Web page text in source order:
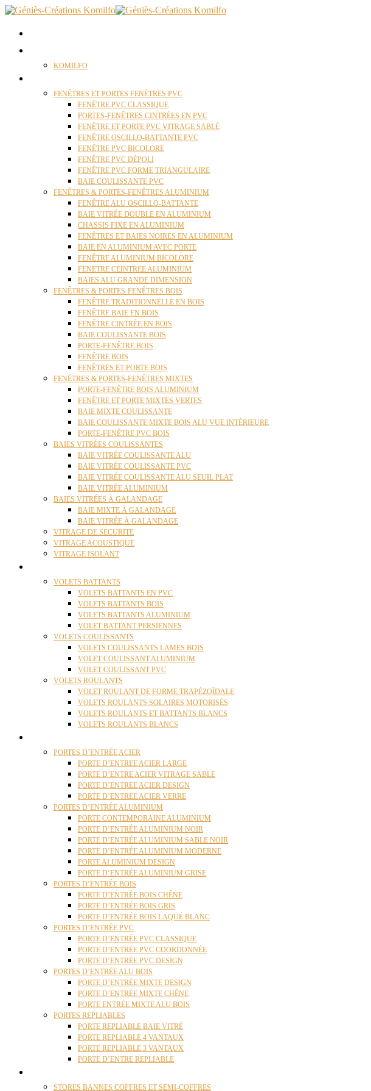
KOMILFO
FENÊTRES ET PORTES FENÊTRES PVC
FENÊTRE PVC CLASSIQUE
PORTES-FENÊTRES CINTRÉES EN PVC
FENÊTRE ET PORTE PVC VITRAGE SABLÉ
FENÊTRE OSCILLO-BATTANTE PVC
FENÊTRE PVC BICOLORE
FENÊTRE PVC DÉPOLI
FENÊTRE PVC FORME TRIANGULAIRE
BAIE COULISSANTE PVC
FENÊTRES & PORTES-FENÊTRES ALUMINIUM
FENÊTRE ALU OSCILLO-BATTANTE
BAIE VITRÉE DOUBLE EN ALUMINIUM
CHASSIS FIXE EN ALUMINIUM
FENÊTRES ET BAIES NOIRES EN ALUMINIUM
BAIE EN ALUMINIUM AVEC PORTE
FENÊTRE ALUMINIUM BICOLORE
FENETRE CEINTREE ALUMINIUM
BAIES ALU GRANDE DIMENSION
FENÊTRES & PORTES-FENÊTRES BOIS
FENÊTRE TRADITIONNELLE EN BOIS
FENÊTRE BAIE EN BOIS
FENÊTRE CINTRÉE EN BOIS
BAIE COULISSANTE BOIS
PORTE-FENÊTRE BOIS
FENÊTRE BOIS
FENÊTRES ET PORTE BOIS
FENÊTRES & PORTES-FENÊTRES MIXTES
PORTE-FENÊTRE BOIS ALUMINIUM
FENÊTRE ET PORTE MIXTES VERTES
BAIE MIXTE COULISSANTE
BAIE COULISSANTE MIXTE BOIS ALU VUE INTÉRIEURE
PORTE-FENÊTRE PVC BOIS
BAIES VITRÉES COULISSANTES
BAIE VITRÉE COULISSANTE ALU
BAIE VITRÉE COULISSANTE PVC
BAIE VITRÉE COULISSANTE ALU SEUIL PLAT
BAIE VITRÉE ALUMINIUM
BAIES VITRÉES À GALANDAGE
BAIE MIXTE À GALANDAGE
BAIE VITRÉE À GALANDAGE
VITRAGE DE SECURITE
VITRAGE ACOUSTIQUE
VITRAGE ISOLANT
VOLETS BATTANTS
VOLETS BATTANTS EN PVC
VOLETS BATTANTS BOIS
VOLETS BATTANTS ALUMINIUM
VOLET BATTANT PERSIENNES
VOLETS COULISSANTS
VOLETS COULISSANTS LAMES BOIS
VOLET COULISSANT ALUMINIUM
VOLET COULISSANT PVC
VOLETS ROULANTS
VOLET ROULANT DE FORME TRAPÉZOÏDALE
VOLETS ROULANTS SOLAIRES MOTORISÉS
VOLETS ROULANTS ET BATTANTS BLANCS
VOLETS ROULANTS BLANCS
PORTES D’ENTRÉE ACIER
PORTE D’ENTREE ACIER LARGE
PORTE D’ENTRE ACIER VITRAGE SABLE
PORTE D’ENTREE ACIER DESIGN
PORTE D’ENTREE ACIER VERRE
PORTES D’ENTRÉE ALUMINIUM
PORTE CONTEMPORAINE ALUMINIUM
PORTE D’ENTRÉE ALUMINIUM NOIR
PORTE D’ENTRÉE ALUMINIUM SABLE NOIR
PORTE D’ENTRÉE ALUMINIUM MODERNE
PORTE ALUMINIUM DESIGN
PORTE D’ENTRÉE ALUMINIUM GRISE
PORTES D’ENTRÉE BOIS
PORTE D’ENTRÉE BOIS CHÊNE
PORTE D’ENTRÉE BOIS GRIS
PORTE D’ENTRÉE BOIS LAQUÉ BLANC
PORTES D’ENTRÉE PVC
PORTE D’ENTRÉE PVC CLASSIQUE
PORTE D’ENTRÉE PVC COORDONNÉE
PORTE D’ENTRÉE PVC DESIGN
PORTES D’ENTRÉE ALU BOIS
PORTE D’ENTRÉE MIXTE DESIGN
PORTE D’ENTRÉE MIXTE CHÊNE
PORTE ENTRÉE MIXTE ALU BOIS
PORTES REPLIABLES
PORTE REPLIABLE BAIE VITRÉ
PORTE REPLIABLE 4 VANTAUX
PORTE REPLIABLE 3 VANTAUX
PORTE D’ENTRE REPLIABLE
STORES BANNES COFFRES ET SEMI-COFFRES